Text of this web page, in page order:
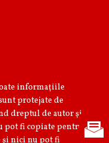
informaţiile
protejate de
dreptul de autor şi
pot fi copiate pentru
nici nu pot fi